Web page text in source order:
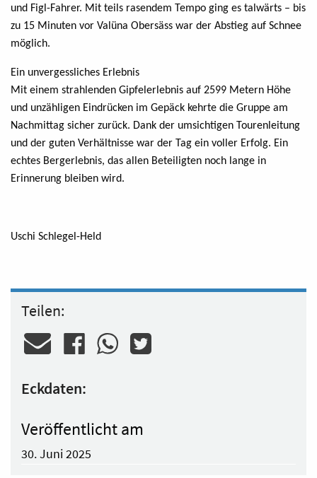
und Figl-Fahrer. Mit teils rasendem Tempo ging es talwärts – bis
zu 15 Minuten vor Valüna Obersäss war der Abstieg auf Schnee
möglich.
Ein unvergessliches Erlebnis
Mit einem strahlenden Gipfelerlebnis auf 2599 Metern Höhe
und unzähligen Eindrücken im Gepäck kehrte die Gruppe am
Nachmittag sicher zurück. Dank der umsichtigen Tourenleitung
und der guten Verhältnisse war der Tag ein voller Erfolg. Ein
echtes Bergerlebnis, das allen Beteiligten noch lange in
Erinnerung bleiben wird.
Uschi Schlegel-Held
Teilen:
Eckdaten:
Veröffentlicht am
30. Juni 2025